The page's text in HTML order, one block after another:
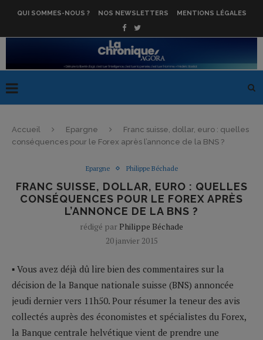
QUI SOMMES-NOUS ? NOS NEWSLETTERS MENTIONS LÉGALES
Accueil Epargne
Franc suisse, dollar, euro : quelles
conséquences pour le Forex après l’annonce de la BNS ?
Epargne Philippe Béchade
FRANC SUISSE, DOLLAR, EURO : QUELLES
CONSÉQUENCES POUR LE FOREX APRÈS
L’ANNONCE DE LA BNS ?
rédigé par Philippe Béchade
20 janvier 2015
▪ Vous avez déjà dû lire bien des commentaires sur la
décision de la Banque nationale suisse (BNS) annoncée
jeudi dernier vers 11h50. Pour résumer la teneur des avis
collectés auprès des économistes et spécialistes du Forex,
la Banque centrale helvétique vient de prendre une